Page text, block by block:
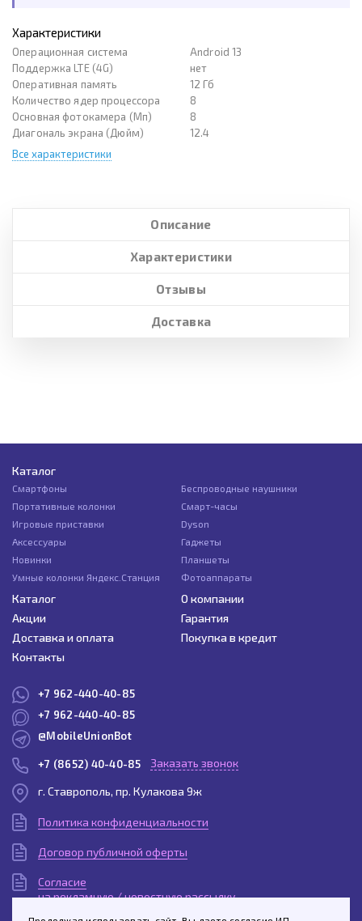
Характеристики
Операционная система
Android 13
Поддержка LTE (4G)
нет
Оперативная память
12 Гб
Количество ядер процессора
8
Основная фотокамера (Мп)
8
Диагональ экрана (Дюйм)
12.4
Все характеристики
Описание
Характеристики
Отзывы
Доставка
Каталог
Смартфоны
Беспроводные наушники
Портативные колонки
Смарт-часы
Игровые приставки
Dyson
Аксессуары
Гаджеты
Новинки
Планшеты
Умные колонки Яндекс.Станция
Фотоаппараты
Каталог
О компании
Акции
Гарантия
Доставка и оплата
Покупка в кредит
Контакты
+7 962-440-40-85
+7 962-440-40-85
@MobileUnionBot
+7 (8652) 40-40-85 Заказать звонок
г. Ставрополь, пр. Кулакова 9ж
Политика конфиденциальности
Договор публичной оферты
Согласие
на рекламную / новостную рассылку